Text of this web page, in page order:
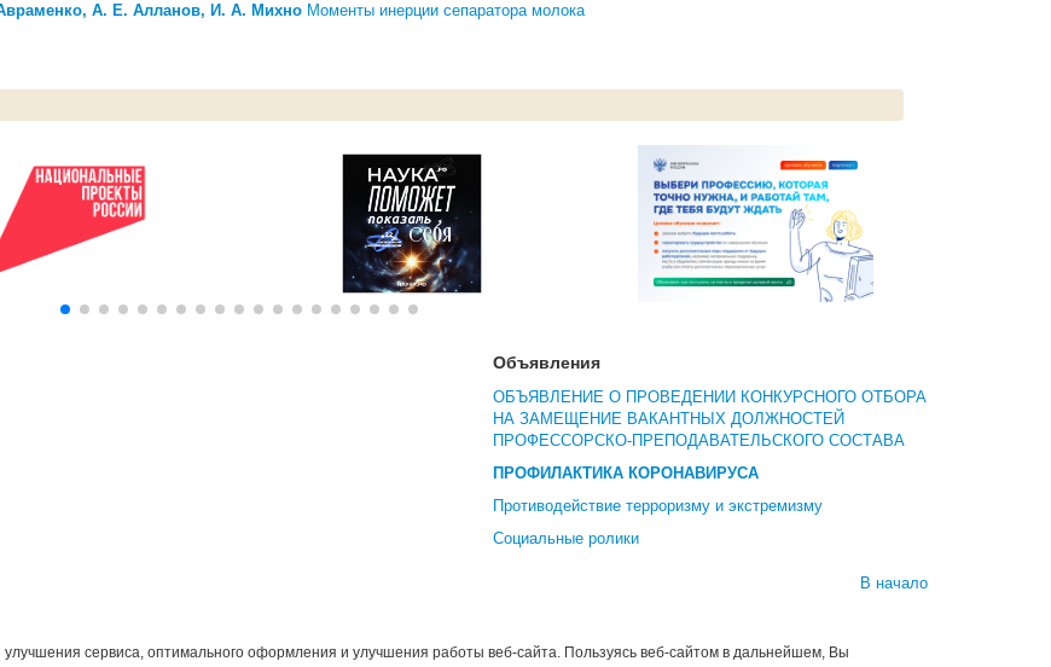
А. Е. Алланов, И. А. Михно Моменты инерции сепаратора молока
Объявления
ОБЪЯВЛЕНИЕ О ПРОВЕДЕНИИ КОНКУРСНОГО ОТБОРА
НА ЗАМЕЩЕНИЕ ВАКАНТНЫХ ДОЛЖНОСТЕЙ
ПРОФЕССОРСКО-ПРЕПОДАВАТЕЛЬСКОГО СОСТАВА
ПРОФИЛАКТИКА КОРОНАВИРУСА
Противодействие терроризму и экстремизму
Социальные ролики
В начало
сервиса, оптимального оформления и улучшения работы веб-сайта. Пользуясь веб-сайтом в дальнейшем, Вы